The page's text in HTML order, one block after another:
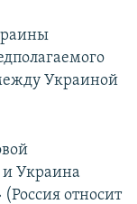
Украиной
Украина
относит